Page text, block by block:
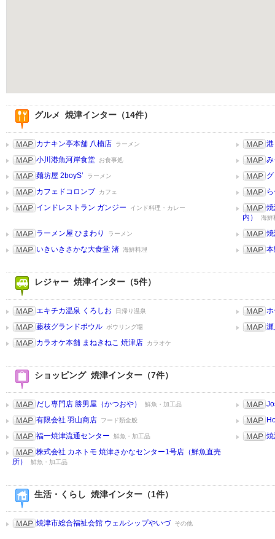
グルメ 焼津インター（14件）
カナキン亭本舗 八楠店 ラーメン
小川港魚河岸食堂
お食事処
麺坊屋 2boyS’
ラーメン
カフェドコロンブ
カフェ
インドレストラン ガンジー
インド料理・カレー
内）
海鮮
ラーメン屋 ひまわり ラーメン
いきいきさかな大食堂 渚 海鮮料理
レジャー 焼津インター（5件）
エキチカ温泉 くろしお 日帰り温泉
藤枝グランドボウル
ボウリング場
カラオケ本舗 まねきねこ 焼津店
カラオケ
ショッピング 焼津インター（7件）
だし専門店 勝男屋（かつおや） 鮮魚・加工品
有限会社 羽山商店
フード類全般
福一焼津流通センター
鮮魚・加工品
株式会社 カネトモ 焼津さかなセンター1号店（鮮魚直売
所）
鮮魚・加工品
生活・くらし 焼津インター（1件）
焼津市総合福祉会館 ウェルシップやいづ その他